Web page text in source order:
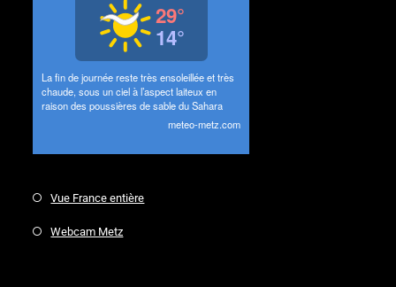
Vue France entière
Webcam Metz